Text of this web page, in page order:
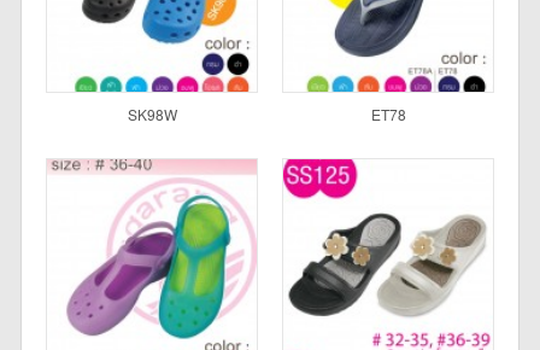
SK98W ET78